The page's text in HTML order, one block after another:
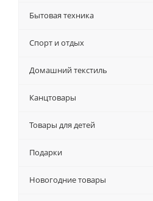
Бытовая техника
Спорт и отдых
Домашний текстиль
Канцтовары
Товары для детей
Подарки
Новогодние товары